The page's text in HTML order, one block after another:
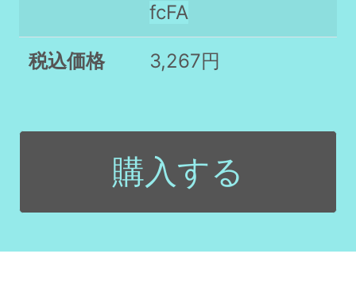
fcFA
税込価格 3,267円
購入する